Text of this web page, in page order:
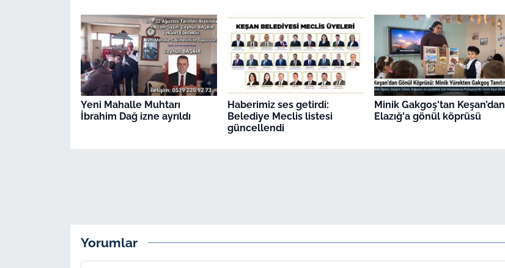
Yeni Mahalle Muhtarı
İbrahim Dağ izne ayrıldı
Haberimiz ses getirdi:
Belediye Meclis listesi
güncellendi
Minik Gakgoş'tan Keşan’dan
Elazığ'a gönül köprüsü
Yorumlar